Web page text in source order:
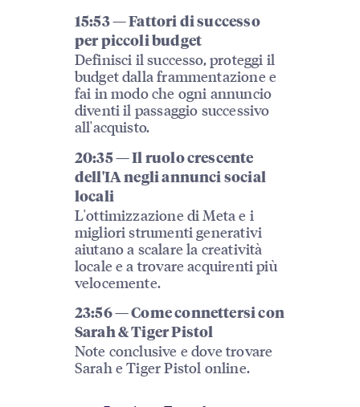
15:53 — Fattori di successo
per piccoli budget
Definisci il successo, proteggi il
budget dalla frammentazione e
fai in modo che ogni annuncio
diventi il passaggio successivo
all'acquisto.
20:35 — Il ruolo crescente
dell'IA negli annunci social
locali
L'ottimizzazione di Meta e i
migliori strumenti generativi
aiutano a scalare la creatività
locale e a trovare acquirenti più
velocemente.
23:56 — Come connettersi con
Sarah & Tiger Pistol
Note conclusive e dove trovare
Sarah e Tiger Pistol online.